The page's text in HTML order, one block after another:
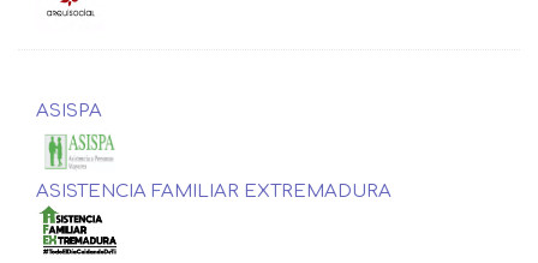
ASISPA
ASISTENCIA FAMILIAR EXTREMADURA